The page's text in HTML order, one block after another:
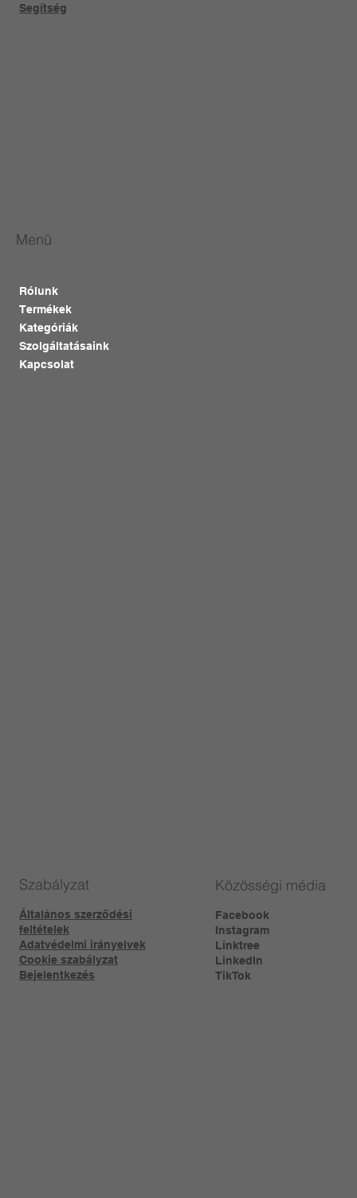
Segítség
Szabályzat
Általános szerződési
feltételek
Adatvédelmi irányelvek
Cookie szabályzat
Bejelentkezés
Menü
Rólunk
Termékek
Kategóriák
Szolgáltatásaink
Kapcsolat
Közösségi média
Facebook
Instagram
Linktree​
LinkedIn
TikTok